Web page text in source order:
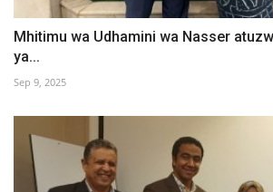
Mhitimu wa Udhamini wa Nasser
ya...
Sep 9, 2025